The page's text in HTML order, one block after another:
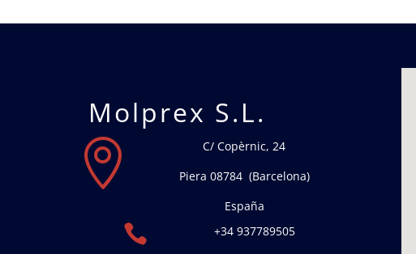
Molprex S.L.

C/ Copèrnic, 24
Piera 08784 (Barcelona)
España
 +34 937789505